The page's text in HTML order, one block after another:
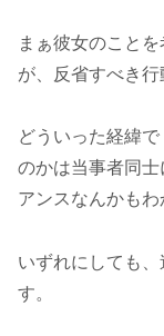
まぁ彼女のこと
が、反省すべき行
どういった経緯
のかは当事者同
アンスなんかもわ
いずれにしても
す。